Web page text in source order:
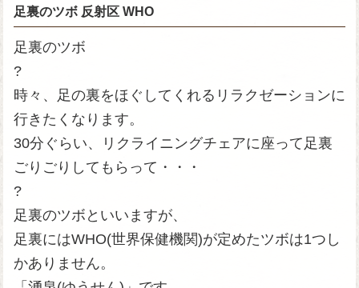
足裏のツボ 反射区 WHO
足裏のツボ
?
時々、足の裏をほぐしてくれるリラクゼーションに
行きたくなります。
30分ぐらい、リクライニングチェアに座って足裏
ごりごりしてもらって・・・
?
足裏のツボといいますが、
足裏にはWHO(世界保健機関)が定めたツボは1つし
かありません。